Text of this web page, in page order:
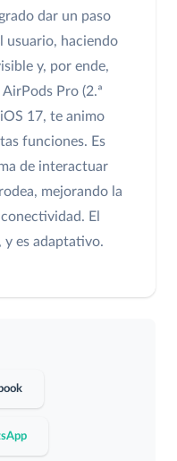
dar un paso
usuario, haciendo
y, por ende,
Pro (2.ª
17, te animo
funciones. Es
de interactuar
mejorando la
El
es adaptativo.